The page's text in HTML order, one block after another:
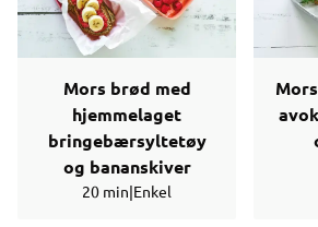
Mors brød med
hjemmelaget
bringebærsyltetøy
og bananskiver
20 min|Enkel